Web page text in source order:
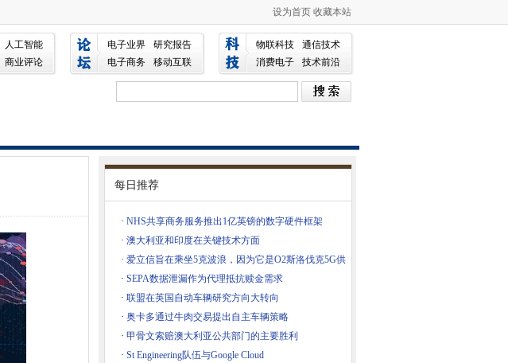
设为首页 收藏本站
人工智能
商业评论
电子业界
研究报告
电子商务
移动互联
物联科技
通信技术
消费电子
技术前沿
每日推荐
· NHS共享商务服务推出1亿英镑的数字硬件框架
· 澳大利亚和印度在关键技术方面
· 爱立信旨在乘坐5克波浪，因为它是O2斯洛伐克5G供
· SEPA数据泄漏作为代理抵抗赎金需求
· 联盟在英国自动车辆研究方向大转向
· 奥卡多通过牛肉交易提出自主车辆策略
· 甲骨文索赔澳大利亚公共部门的主要胜利
· St Engineering队伍与Google Cloud